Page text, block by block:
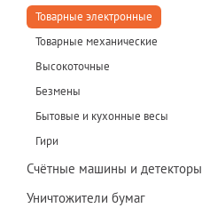
Товарные электронные
Товарные механические
Высокоточные
Безмены
Бытовые и кухонные весы
Гири
Счётные машины и детекторы
Уничтожители бумаг